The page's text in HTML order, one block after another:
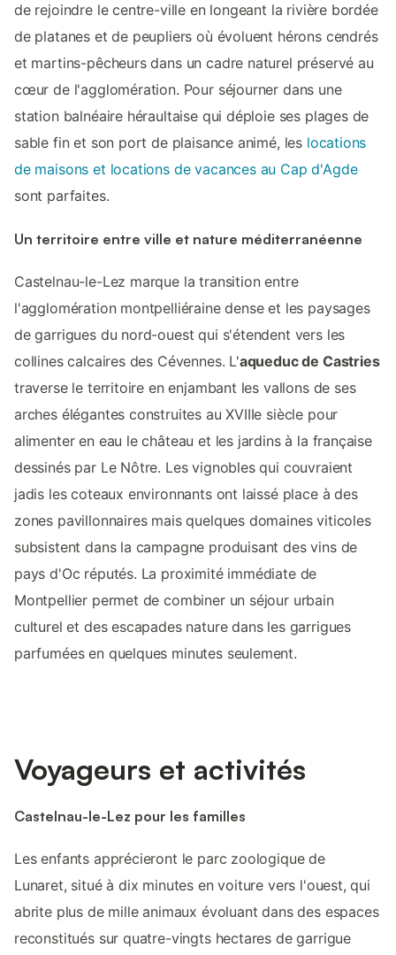
de rejoindre le centre-ville en longeant la rivière bordée
de platanes et de peupliers où évoluent hérons cendrés
et martins-pêcheurs dans un cadre naturel préservé au
cœur de l'agglomération. Pour séjourner dans une
station balnéaire héraultaise qui déploie ses plages de
sable fin et son port de plaisance animé, les locations
de maisons et locations de vacances au Cap d'Agde
sont parfaites.
Un territoire entre ville et nature méditerranéenne
Castelnau-le-Lez marque la transition entre
l'agglomération montpelliéraine dense et les paysages
de garrigues du nord-ouest qui s'étendent vers les
collines calcaires des Cévennes. L'aqueduc de Castries
traverse le territoire en enjambant les vallons de ses
arches élégantes construites au XVIIIe siècle pour
alimenter en eau le château et les jardins à la française
dessinés par Le Nôtre. Les vignobles qui couvraient
jadis les coteaux environnants ont laissé place à des
zones pavillonnaires mais quelques domaines viticoles
subsistent dans la campagne produisant des vins de
pays d'Oc réputés. La proximité immédiate de
Montpellier permet de combiner un séjour urbain
culturel et des escapades nature dans les garrigues
parfumées en quelques minutes seulement.
Voyageurs et activités
Castelnau-le-Lez pour les familles
Les enfants apprécieront le parc zoologique de
Lunaret, situé à dix minutes en voiture vers l'ouest, qui
abrite plus de mille animaux évoluant dans des espaces
reconstitués sur quatre-vingts hectares de garrigue